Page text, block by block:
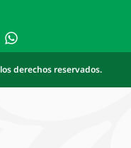
derechos reservados.